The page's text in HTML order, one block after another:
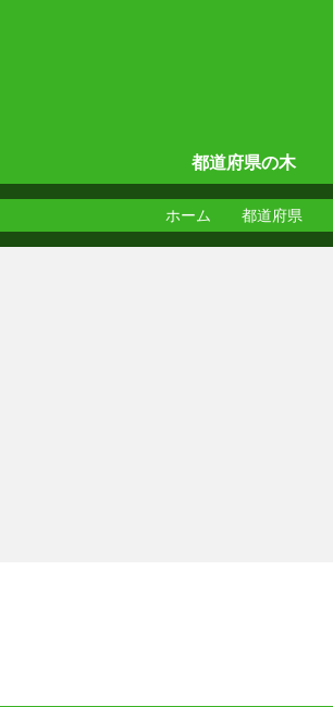
都道府県の木
ホーム 都道府県